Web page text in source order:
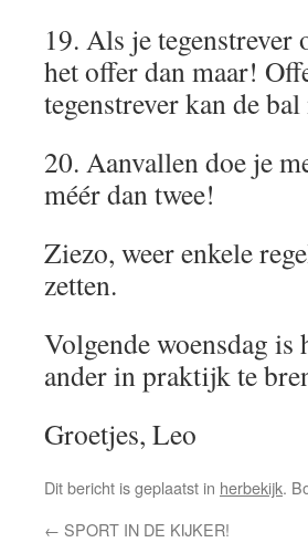
19. Als je
het offer dan maar!
tegenstrever kan de
20. Aanvallen doe je
méér dan twee!
Ziezo, weer enkele
zetten.
Volgende woensdag is
ander in praktijk te
Groetjes, Leo
Dit bericht is geplaatst in herbekijk.
← SPORT IN DE KIJKER!